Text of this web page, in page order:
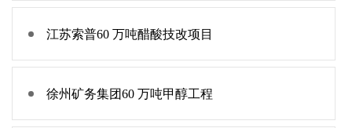
江苏索普60 万吨醋酸技改项目
徐州矿务集团60 万吨甲醇工程